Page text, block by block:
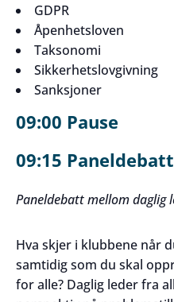
GDPR
Åpenhetsloven
Taksonomi
Sikkerhetslovgivning
Sanksjoner
09:00 Pause
09:15
Paneldebatt mellom daglig
Hva skjer i klubbene når
samtidig som du skal
for alle? Daglig leder fra